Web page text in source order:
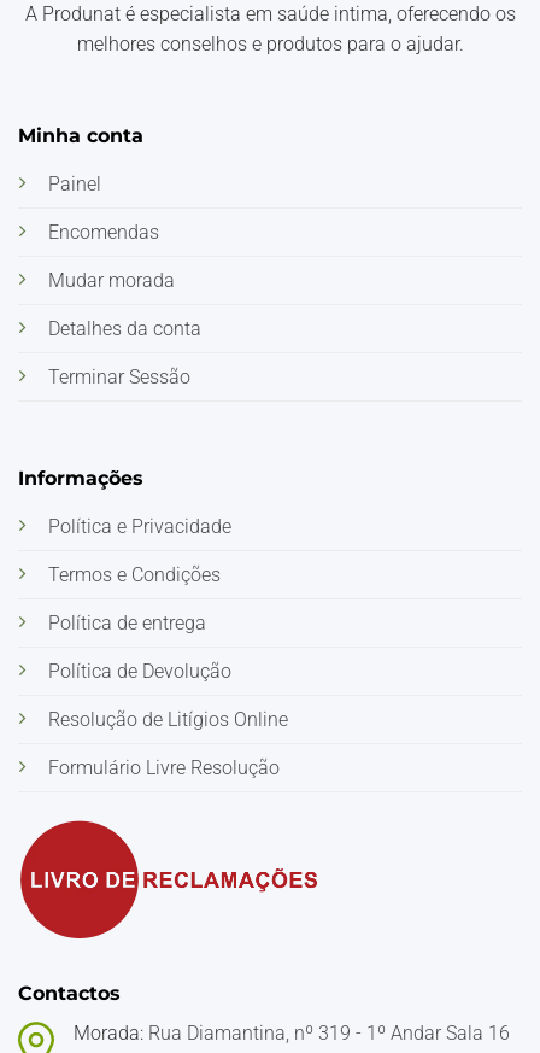
A Produnat é especialista em saúde intima, oferecendo os
melhores conselhos e produtos para o ajudar.
Minha conta
Painel
Encomendas
Mudar morada
Detalhes da conta
Terminar Sessão
Informações
Política e Privacidade
Termos e Condições
Política de entrega
Política de Devolução
Resolução de Litígios Online
Formulário Livre Resolução
Contactos
Morada: Rua Diamantina, nº 319 - 1º Andar Sala 16